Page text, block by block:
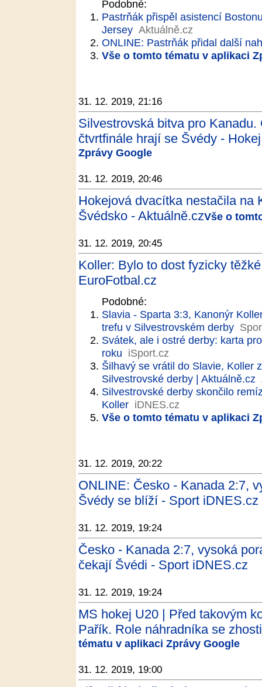
Podobné:
Pastrňák přispěl asistencí
Jersey Aktuálně.cz
ONLINE: Pastrňák přidal další
Vše o tomto tématu v aplikaci
31. 12. 2019, 21:16
Silvestrovská bitva pro
čtvrtfinále hrají se Švédy -
Zprávy Google
31. 12. 2019, 20:46
Hokejová dvacítka nestačila na
Švédsko - Aktuálně.czVše o
31. 12. 2019, 20:45
Koller: Bylo to dost fyzicky
EuroFotbal.cz
Podobné:
Slavia - Sparta 3:3, Kanonýr
trefu v Silvestrovském derby
Svátek, ale i ostré derby: karta
roku iSport.cz
Šilhavý se vrátil do Slavie, Koller
Silvestrovské derby | Aktuálně.cz
Silvestrovské derby skončilo
Koller iDNES.cz
Vše o tomto tématu v aplikaci
31. 12. 2019, 20:22
ONLINE: Česko - Kanada 2:7,
Švédy se blíží - Sport iDNES.cz
31. 12. 2019, 19:24
Česko - Kanada 2:7, vysoká
čekají Švédi - Sport iDNES.cz
31. 12. 2019, 19:24
MS hokej U20 | Před takovým
Pařík. Role náhradníka se
tématu v aplikaci Zprávy Google
31. 12. 2019, 19:00